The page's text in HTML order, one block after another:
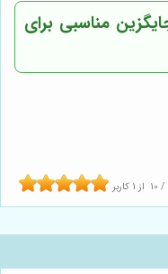
مناسبی برای
10 / از 1 کاربر